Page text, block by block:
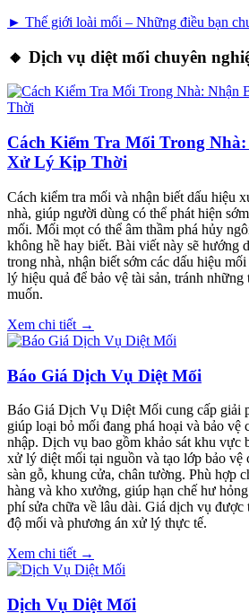
► Thế giới loài mối – Những điều bạn
🔸 Dịch vụ diệt mối chuyên
Cách Kiểm Tra Mối Trong
Xử Lý Kịp Thời
Cách kiểm tra mối và nhận biết dấu hiệu
nhà, giúp người dùng có thể phát hiện
mối. Mối mọt có thể âm thầm phá hủy
không hề hay biết. Bài viết này sẽ hướng
trong nhà, nhận biết sớm các dấu hiệu
lý hiệu quả để bảo vệ tài sản, tránh
muốn.
Xem chi tiết →
Báo Giá Dịch Vụ Diệt Mối
Báo Giá Dịch Vụ Diệt Mối cung cấp giải
giúp loại bỏ mối đang phá hoại và bảo vệ
nhập. Dịch vụ bao gồm khảo sát khu vực
xử lý diệt mối tại nguồn và tạo lớp bảo vệ
sàn gỗ, khung cửa, chân tường. Phù hợp
hàng và kho xưởng, giúp hạn chế hư
phí sửa chữa về lâu dài. Giá dịch vụ
độ mối và phương án xử lý thực tế.
Xem chi tiết →
Dịch Vụ Diệt Mối